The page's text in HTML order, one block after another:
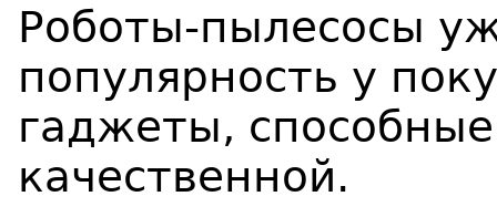
Роботы-пылесосы
популярность у
гаджеты,
качественной.